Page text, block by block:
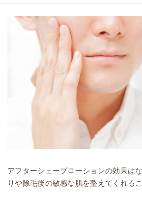
アフターシェーブローションの効果は
りや除毛後の敏感な肌を整えてくれるこ